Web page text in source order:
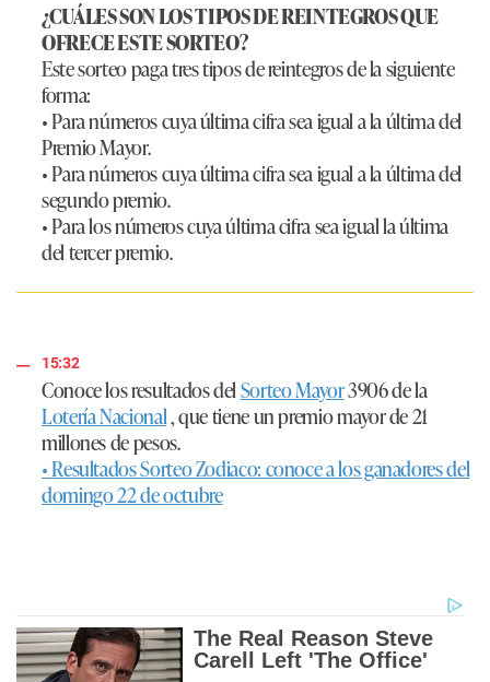
¿CUÁLES SON LOS TIPOS DE REINTEGROS QUE
OFRECE ESTE SORTEO?
Este sorteo paga tres tipos de reintegros de la siguiente
forma:
• Para números cuya última cifra sea igual a la última del
Premio Mayor.
• Para números cuya última cifra sea igual a la última del
segundo premio.
• Para los números cuya última cifra sea igual la última
del tercer premio.
15:32
Conoce los resultados delSorteo Mayor3906 de la
Lotería Nacional, que tiene un premio mayor de 21
millones de pesos.
• Resultados Sorteo Zodiaco: conoce a los ganadores del
domingo 22 de octubre